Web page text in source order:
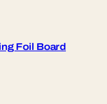
Foil Board